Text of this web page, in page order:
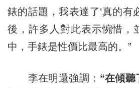
錶的話題，我表達了‘真的有
後，許多人對此表示惋惜，
中，手錶是性價比最高的。”
李在明還強調： “在傾聽